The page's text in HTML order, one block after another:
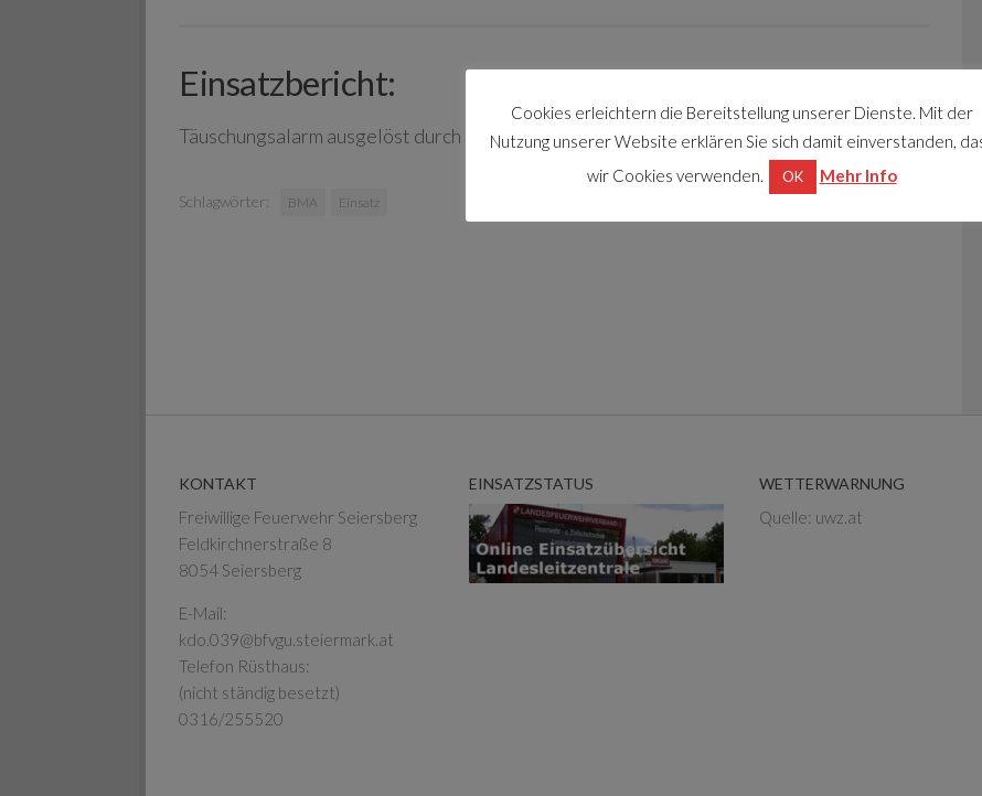
Einsatzbericht:
Täuschungsalarm ausgelöst durch Zigaretten Rauch
Schlagwörter: BMA Einsatz
KONTAKT
Freiwillige Feuerwehr Seiersberg
Feldkirchnerstraße 8
8054 Seiersberg
E-Mail:
kdo.039@bfvgu.steiermark.at
Telefon Rüsthaus:
(nicht ständig besetzt)
0316/255520
EINSATZSTATUS WETTERWARNUNG
Quelle: uwz.at
Cookies erleichtern die Bereitstellung unserer Dienste. Mit der
Nutzung unserer Website erklären Sie sich damit einverstanden,
wir Cookies verwenden.
OK Mehr Info